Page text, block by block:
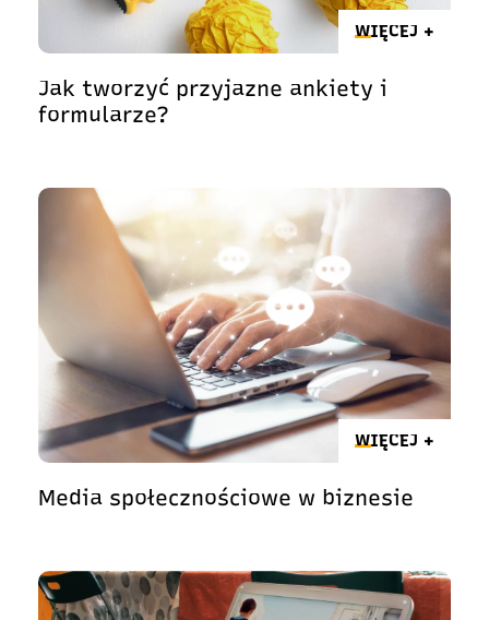
WIĘCEJ +
Jak tworzyć przyjazne ankiety i
formularze?
WIĘCEJ +
Media społecznościowe w biznesie